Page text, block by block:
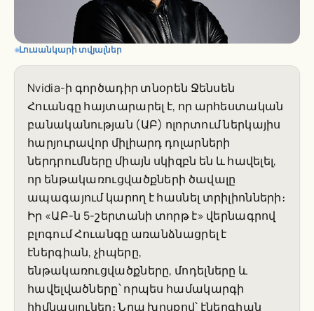
Լուսանկարի տվյալներ
Nvidia-ի գործադիր տնօրեն Ջենսեն
Հուանգը հայտարարել է, որ արհեստական
բանականության (ԱԲ) ոլորտում ներկայիս
հարյուրավոր միլիարդ դոլարների
ներդրումները միայն սկիզբն են և հավելել,
որ ենթակառուցվածքների ծավալը
ապագայում կարող է հասնել տրիլիոնների։
Իր «ԱԲ-ն 5-շերտանի տորթ է» վերնագրով
բլոգում Հուանգը առանձնացրել է
էներգիան, չիպերը,
ենթակառուցվածքները, մոդելները և
հավելվածները՝ որպես համակարգի
հիմնասյուներ։ Նրա խոսքով՝ էներգիան